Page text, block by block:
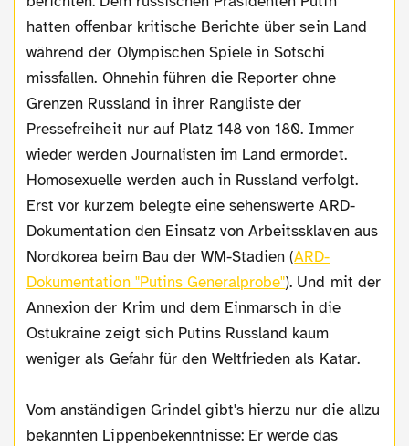
hatten offenbar kritische Berichte über sein Land
während der Olympischen Spiele in Sotschi
missfallen. Ohnehin führen die Reporter ohne
Grenzen Russland in ihrer Rangliste der
Pressefreiheit nur auf Platz 148 von 180. Immer
wieder werden Journalisten im Land ermordet.
Homosexuelle werden auch in Russland verfolgt.
Erst vor kurzem belegte eine sehenswerte ARD-
Dokumentation den Einsatz von Arbeitssklaven aus
Nordkorea beim Bau der WM-Stadien (ARD-
Dokumentation "Putins Generalprobe"). Und mit der
Annexion der Krim und dem Einmarsch in die
Ostukraine zeigt sich Putins Russland kaum
weniger als Gefahr für den Weltfrieden als Katar.
Vom anständigen Grindel gibt's hierzu nur die allzu
bekannten Lippenbekenntnisse: Er werde das